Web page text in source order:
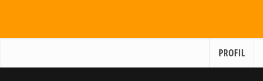
PROFIL